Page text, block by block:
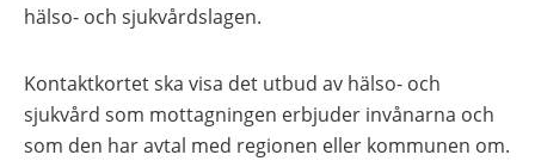
hälso- och sjukvårdslagen.
Kontaktkortet ska visa det utbud av hälso- och
sjukvård som mottagningen erbjuder invånarna och
som den har avtal med regionen eller kommunen om.